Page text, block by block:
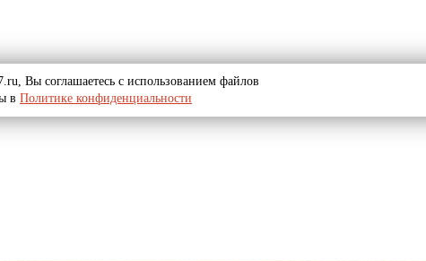
Вы соглашаетесь с использованием файлов
в Политике конфиденциальности